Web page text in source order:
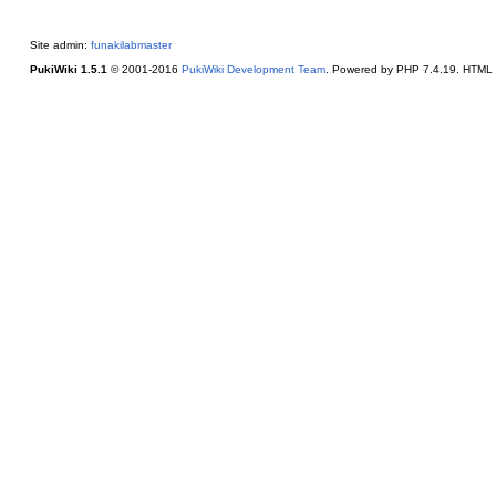
Site admin: funakilabmaster
PukiWiki 1.5.1© 2001-2016 PukiWiki Development Team. Powered by PHP 7.4.19.